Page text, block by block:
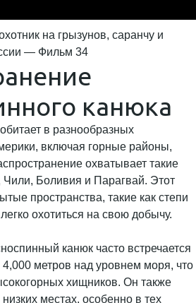
на грызунов, саранчу и
— Фильм 34
канюка
в разнообразных
включая горные районы,
охватывает такие
Чили, Боливия и Парагвай. Этот
пространства, такие как степи
охотиться на свою добычу.
канюк часто встречается
метров над уровнем моря, что
хищников. Он также
местах, особенно в тех